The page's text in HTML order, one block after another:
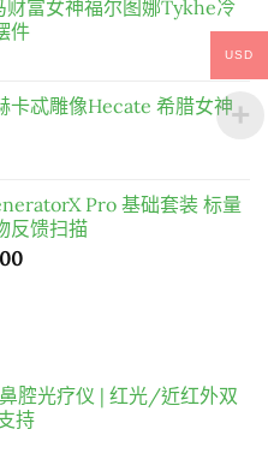
：
富女神福尔图娜Tykhe冷
件
卡忒雕像Hecate 希腊女神
：
Pro 基础套装 标量
反馈扫描
目
腔光疗仪 | 红光/近红外双
持
USD